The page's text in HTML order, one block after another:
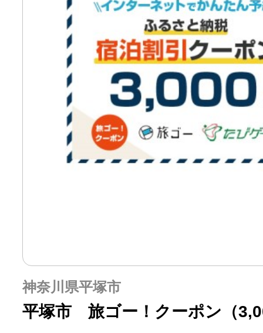
神奈川県平塚市
平塚市 旅ゴー！クーポン（